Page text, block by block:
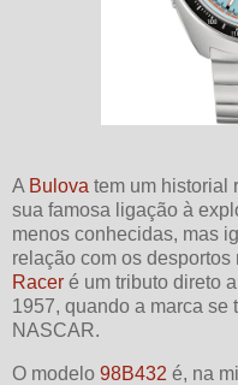
A Bulova tem um historial
sua famosa ligação à
menos conhecidas, mas
relação com os desportos
Racer é um tributo direto
1957, quando a marca se
NASCAR.
O modelo 98B432 é, na